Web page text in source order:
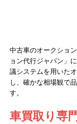
中古車のオークショ
ョン代行ジャパン」
議システムを用いた
し、確かな相場観で
す。
車買取り専